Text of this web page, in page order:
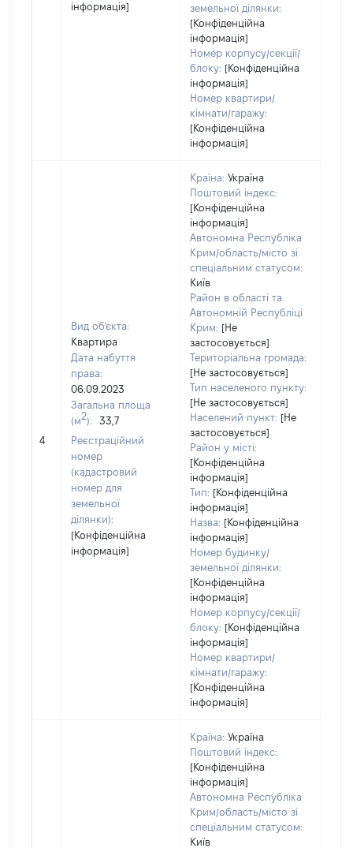
інформація]
земельної ділянки:
[Конфіденційна
інформація]
Номер корпусу/секції/
блоку: [Конфіденційна
інформація]
Номер квартири/
кімнати/гаражу:
[Конфіденційна
інформація]
4
Вид об'єкта:
Квартира
Дата набуття
права:
06.09.2023
Загальна площа
(м2):
33,7
Реєстраційний
номер
(кадастровий
номер для
земельної
ділянки):
[Конфіденційна
інформація]
Країна: Україна
Поштовий індекс:
[Конфіденційна
інформація]
Автономна Республіка
Крим/область/місто зі
спеціальним статусом:
Київ
Район в області та
Автономній Республіці
Крим: [Не
застосовується]
Територіальна громада:
[Не застосовується]
Тип населеного пункту:
[Не застосовується]
Населений пункт: [Не
застосовується]
Район у місті:
[Конфіденційна
інформація]
Тип: [Конфіденційна
інформація]
Назва: [Конфіденційна
інформація]
Номер будинку/
земельної ділянки:
[Конфіденційна
інформація]
Номер корпусу/секції/
блоку: [Конфіденційна
інформація]
Номер квартири/
кімнати/гаражу:
[Конфіденційна
інформація]
Країна: Україна
Поштовий індекс:
[Конфіденційна
інформація]
Автономна Республіка
Крим/область/місто зі
спеціальним статусом:
Київ